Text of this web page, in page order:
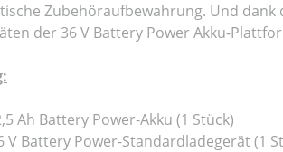
Zubehöraufbewahrung. Und
der 36 V Battery Power Akku-
Ah Battery Power-Akku (1 Stück)
V Battery Power-Standardladegerät (1